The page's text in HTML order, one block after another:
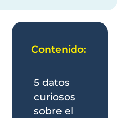
Contenido:
5 datos
curiosos
sobre el